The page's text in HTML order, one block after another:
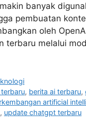
banyak
pembuatan
oleh
terbaru melalui
, berita ai terbaru,
artificial
, update chatgpt terbaru